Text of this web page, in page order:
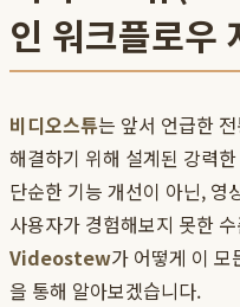
인 워크플로우
비디오스튜는 앞서 언급한
해결하기 위해 설계된 강력한
단순한 기능 개선이 아닌, 영
사용자가 경험해보지 못한
Videostew가 어떻게 이 모
을 통해 알아보겠습니다.